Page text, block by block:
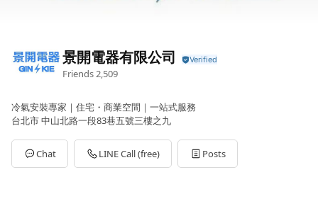
景開電器有限公司
Friends2,509
冷氣安裝專家｜住宅・商業空間｜一站式服務
台北市 中山北路一段83巷五號三樓之九
Chat LINE Call (free) Posts